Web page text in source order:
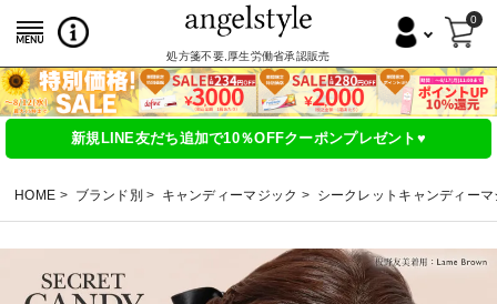
処方箋不要,厚生労働省承認販売
0
新規LINE友だち追加で10％OFFクーポンプレゼント♥
HOME ブランド別 キャンディーマジック シークレットキャンディー